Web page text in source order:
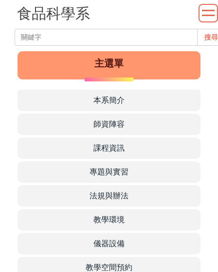
食品科學系
搜尋
主選單
本系簡介
師資陣容
課程資訊
專題與實習
法規與辦法
教學環境
儀器設備
教學空間預約
系
Department
of Food